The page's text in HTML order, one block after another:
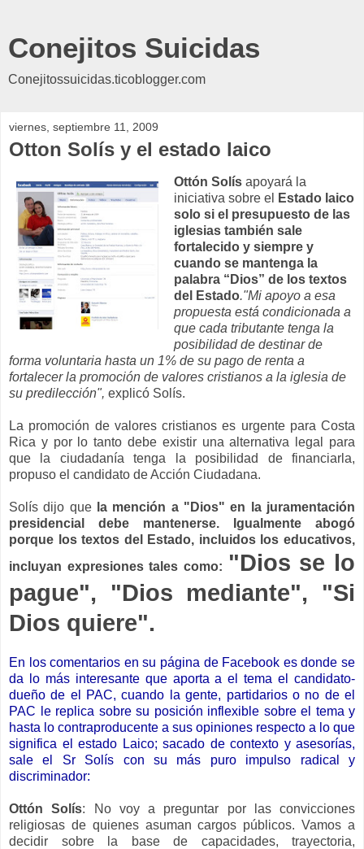
Conejitos Suicidas
Conejitossuicidas.ticoblogger.com
viernes, septiembre 11, 2009
Otton Solís y el estado laico
Ottón Solís apoyará la
iniciativa sobre el
Estado laico
solo si el presupuesto de las
iglesias también sale
fortalecido y siempre y
cuando se mantenga la
palabra “Dios” de los textos
del Estado."Mi apoyo a esa
propuesta está condicionada a
que cada tributante tenga la
posibilidad de destinar de
forma voluntaria hasta un 1% de su pago de renta a
fortalecer la promoción de valores cristianos a la iglesia de
su predilección", explicó Solís.
La promoción de valores cristianos es urgente para Costa
Rica y por lo tanto debe existir una alternativa legal para
que la ciudadanía tenga la posibilidad de financiarla,
propuso el candidato de Acción Ciudadana.
Solís dijo que la mención a "Dios" en la juramentación
presidencial debe mantenerse. Igualmente abogó
porque los textos del Estado, incluidos los educativos,
incluyan expresiones tales como: "Dios se lo
pague", "Dios mediante", "Si
Dios quiere".
En los comentarios en su página de Facebook es donde se
da lo más interesante que aporta a el tema el candidato-
dueño de el PAC, cuando la gente, partidarios o no de el
PAC le replica sobre su posición inflexible sobre el tema y
hasta lo contraproducente a sus opiniones respecto a lo que
significa el estado Laico; sacado de contexto y asesorías,
sale el Sr Solís con su más puro impulso radical y
discriminador:
Ottón Solís: No voy a preguntar por las convicciones
religiosas de quienes asuman cargos públicos. Vamos a
decidir sobre la base de capacidades, trayectoria,